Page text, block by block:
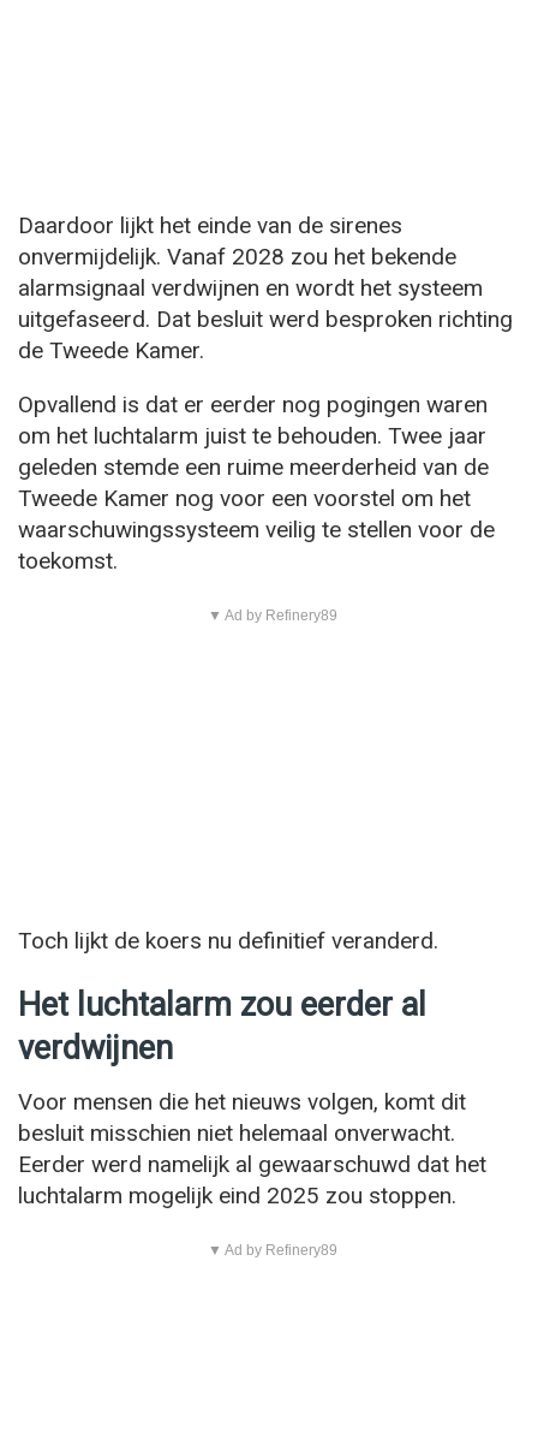
Daardoor lijkt het einde van de sirenes
onvermijdelijk. Vanaf 2028 zou het bekende
alarmsignaal verdwijnen en wordt het systeem
uitgefaseerd. Dat besluit werd besproken richting
de Tweede Kamer.
Opvallend is dat er eerder nog pogingen waren
om het luchtalarm juist te behouden. Twee jaar
geleden stemde een ruime meerderheid van de
Tweede Kamer nog voor een voorstel om het
waarschuwingssysteem veilig te stellen voor de
toekomst.
▼ Ad by Refinery89
Toch lijkt de koers nu definitief veranderd.
Het luchtalarm zou eerder al
verdwijnen
Voor mensen die het nieuws volgen, komt dit
besluit misschien niet helemaal onverwacht.
Eerder werd namelijk al gewaarschuwd dat het
luchtalarm mogelijk eind 2025 zou stoppen.
▼ Ad by Refinery89